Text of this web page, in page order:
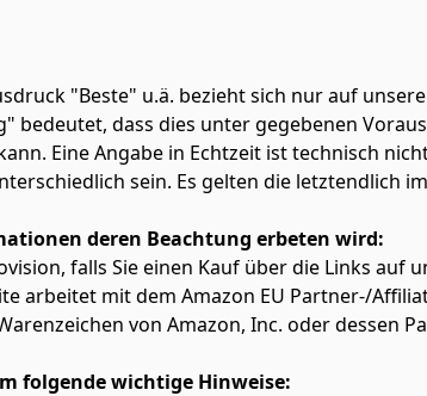
"Beste" u.ä. bezieht sich nur auf
bedeutet, dass dies unter gegebenen
Eine Angabe in Echtzeit ist technisch
sein. Es gelten die letztendlich
deren Beachtung erbeten wird:
falls Sie einen Kauf über die Links
arbeitet mit dem Amazon EU Partner-/
von Amazon, Inc. oder dessen
folgende wichtige Hinweise: